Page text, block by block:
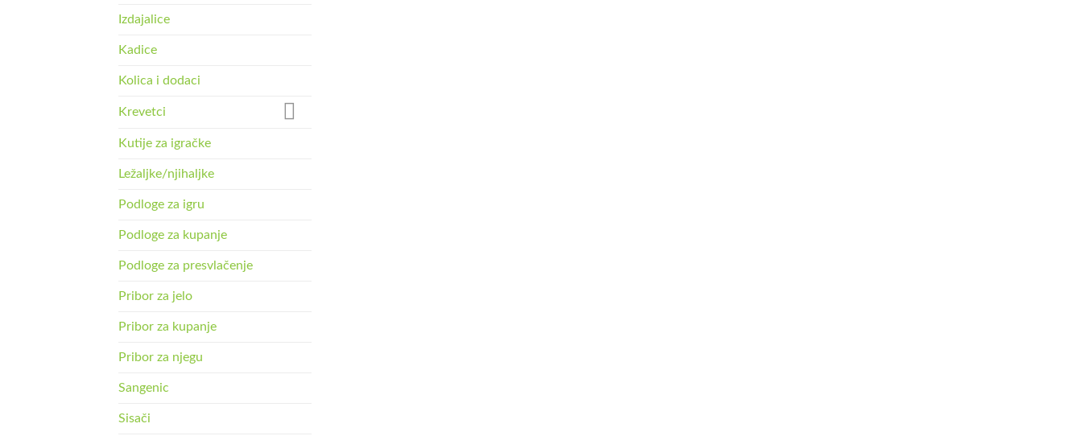
Izdajalice
Kadice
Kolica i dodaci
Krevetci
Kutije za igračke
Ležaljke/njihaljke
Podloge za igru
Podloge za kupanje
Podloge za presvlačenje
Pribor za jelo
Pribor za kupanje
Pribor za njegu
Sangenic
Sisači